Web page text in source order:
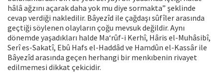
hâlâ ağzını açarak daha yok mu diye sormakta” şeklinde
cevap verdiği nakledilir. Bâyezîd ile çağdaşı sûfîler arasında
geçtiği söylenen olayların çoğu mevsuk değildir. Aynı
dönemde yaşadıkları halde Ma‘rûf-i Kerhî, Hâris el-Muhâsibî,
Serî es-Sakatî, Ebû Hafs el-Haddâd ve Hamdûn el-Kassâr ile
Bâyezîd arasında geçen herhangi bir menkıbenin rivayet
edilmemesi dikkat çekicidir.